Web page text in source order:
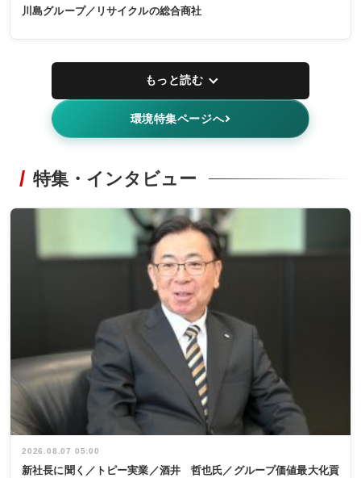
川島グループ／リサイクルの総合商社
もっと読む
環境特集ページへ
特集・インタビュー
2026.08.07 05:00
新社長に聞く／トピー実業／酒井 哲也氏／グループ価値最大化貢